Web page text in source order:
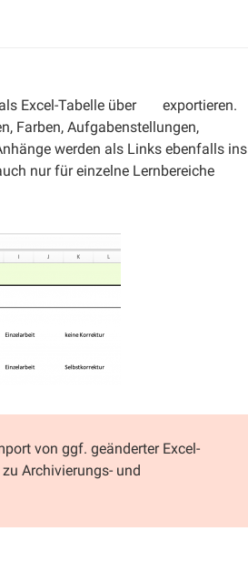
Excel-Tabelle über
exportieren.
Farben, Aufgabenstellungen,
werden als Links ebenfalls ins
nur für einzelne Lernbereiche
von ggf. geänderter Excel-
Archivierungs- und